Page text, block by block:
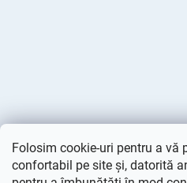
Folosim cookie-uri pentru a vă
confortabil pe site și, datorită